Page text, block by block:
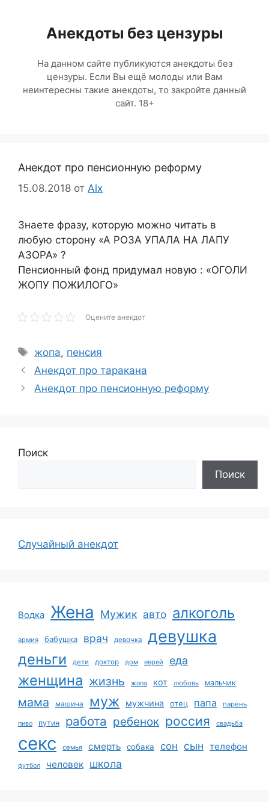
содержимомуАнекдоты без цензуры
На данном сайте публикуются анекдоты без
цензуры. Если Вы ещё молоды или Вам
неинтересны такие анекдоты, то закройте данный
сайт. 18+
Анекдот про пенсионную реформу
15.08.2018 от Alx
Знаете фразу, которую можно читать в
любую сторону «А РОЗА УПАЛА НА ЛАПУ
АЗОРА» ?
Пенсионный фонд придумал новую : «ОГОЛИ
ЖОПУ ПОЖИЛОГО»
Оцените анекдот
Метки
жопа, пенсия
Анекдот про таракана
Анекдот про пенсионную реформу
Поиск
Поиск
Случайный анекдот
Водка Жена Мужик авто алкоголь
армия бабушка врач девочка девушка
деньги дети доктор дом еврей еда
женщина жизнь жопа кот любовь мальчик
мама машина муж мужчина отец папа парень
пиво путин работа ребенок россия свадьба
секс семья смерть собака сон сын телефон
футбол человек школа